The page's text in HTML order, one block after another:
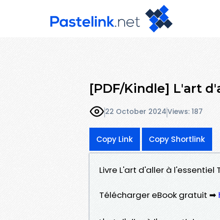
[PDF/Kindle] L'art
22 October 2024Views: 187
Copy Link Copy Shortlink
Livre L'art d'aller à l'essentiel
Télécharger eBook gratuit ➡